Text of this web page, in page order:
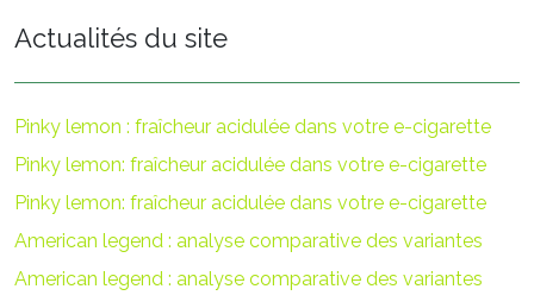
Actualités du site
Pinky lemon : fraîcheur acidulée dans votre e-cigarette
Pinky lemon: fraîcheur acidulée dans votre e-cigarette
Pinky lemon: fraîcheur acidulée dans votre e-cigarette
American legend : analyse comparative des variantes
American legend : analyse comparative des variantes